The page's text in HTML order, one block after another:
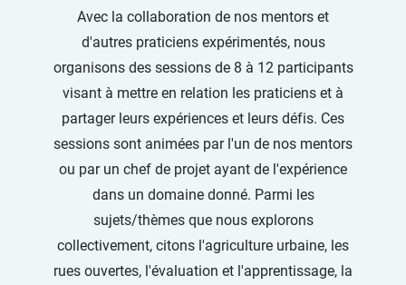
Avec la collaboration de nos mentors et
d'autres praticiens expérimentés, nous
organisons des sessions de 8 à 12 participants
visant à mettre en relation les praticiens et à
partager leurs expériences et leurs défis. Ces
sessions sont animées par l'un de nos mentors
ou par un chef de projet ayant de l'expérience
dans un domaine donné. Parmi les
sujets/thèmes que nous explorons
collectivement, citons l'agriculture urbaine, les
rues ouvertes, l'évaluation et l'apprentissage, la